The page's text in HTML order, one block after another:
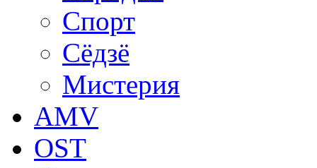
Спорт
Сёдзё
Мистерия
AMV
OST